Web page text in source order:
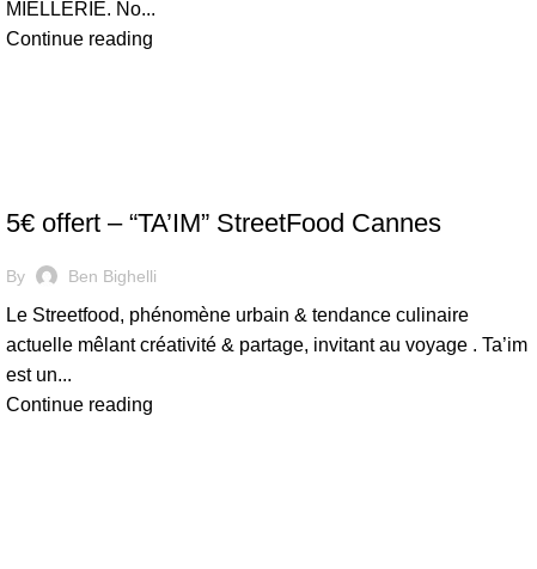
MIELLERIE. No...
Continue reading
5€ offert – “TA’IM” StreetFood Cannes
By Ben Bighelli
Le Streetfood, phénomène urbain & tendance culinaire
actuelle mêlant créativité & partage, invitant au voyage . Ta’im
est un...
Continue reading